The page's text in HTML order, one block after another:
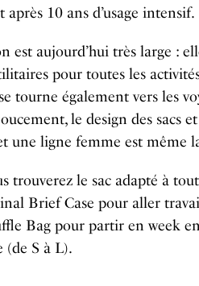
10 ans d’usage intensif.
est aujourd’hui très large :
pour toutes les
tourne également vers les
le design des sacs
une ligne femme est même
trouverez le sac adapté à
Brief Case pour aller
Bag pour partir en week
(de S à L).